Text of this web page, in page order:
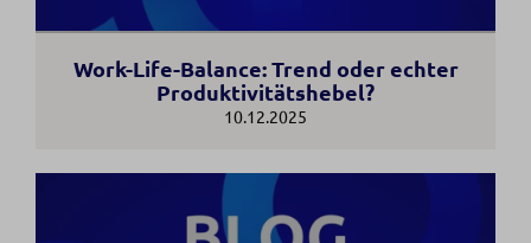
Work-Life-Balance: Trend oder echter
Produktivitätshebel?
10.12.2025